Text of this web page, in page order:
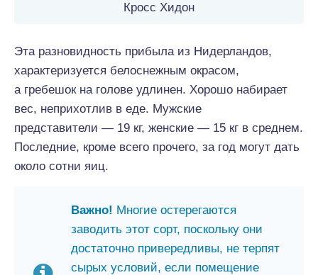
Кросс Хидон
Эта разновидность прибыла из Нидерландов,
характеризуется белоснежным окрасом,
а гребешок на голове удлинен. Хорошо набирает
вес, неприхотлив в еде. Мужские
представители — 19 кг, женские — 15 кг в среднем.
Последние, кроме всего прочего, за год могут дать
около сотни яиц.
Важно! Многие остерегаются
заводить этот сорт, поскольку они
достаточно привередливы, не терпят
сырых условий, если помещение